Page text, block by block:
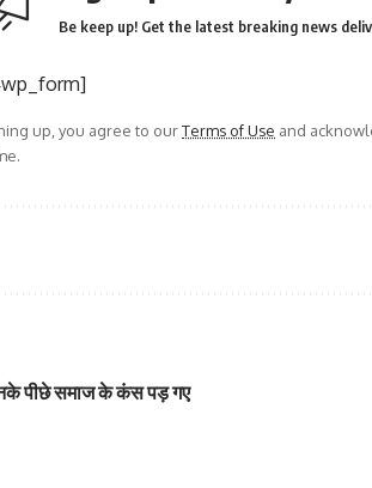
Be keep up! Get the latest breaking news
up, you agree to ourTerms of Use and
पीछे समाज के कंस पड़ गए